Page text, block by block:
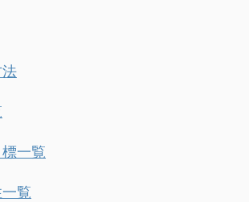
一覧
覧